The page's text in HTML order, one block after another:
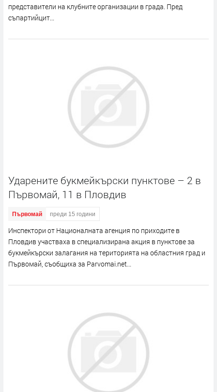
представители на клубните организации в града. Пред
съпартийцит...
Ударените букмейкърски пунктове – 2 в
Първомай, 11 в Пловдив
Първомай преди 15 години
Инспектори от Националната агенция по приходите в
Пловдив участваха в специализирана акция в пунктове за
букмейкърски залагания на територията на областния град и
Първомай, съобщиха за Parvomai.net...